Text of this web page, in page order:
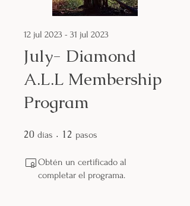
July- Diamond
A.L.L Membership
Program
12 jul 2023 - 31 jul 2023
20 días 20 días
12 pasos
Obtén un certificado al
completar el programa.